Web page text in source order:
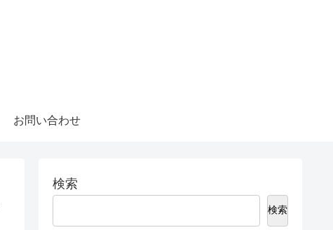
お問い合わせ
検索
検索